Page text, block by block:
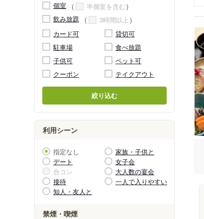
個室
半個室を含む
飲み放題
3時間以上
カード可
貸切可
駐車場
食べ放題
子供可
ペット可
クーポン
テイクアウト
絞り込む
利用シーン
指定なし
家族・子供と
デート
女子会
合コン
大人数の宴会
接待
一人で入りやすい
知人・友人と
禁煙・喫煙